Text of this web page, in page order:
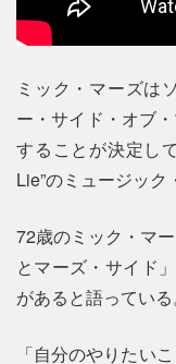
ミック・マーズは
ー・サイド・オブ
することが決定し
Lie”のミュージック
72歳のミック・マ
とマーズ・サイド
があると語っている
「自分のやりたい